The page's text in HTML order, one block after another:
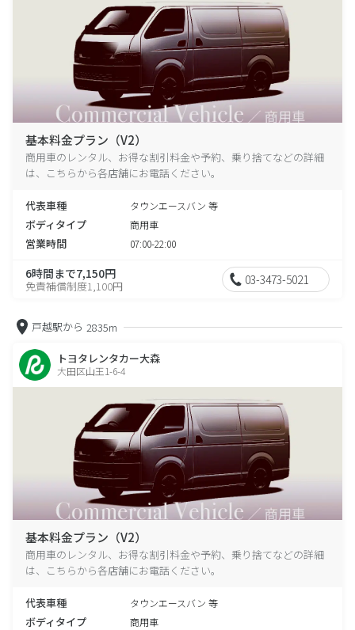
基本料金プラン（V2）
商用車のレンタル、お得な割引料金や予約、乗り捨てなどの詳細
は、こちらから各店舗にお電話ください。
代表車種 タウンエースバン 等
ボディタイプ 商用車
営業時間 07:00-22:00
6時間まで7,150円
免責補償制度1,100円 03-3473-5021
戸越駅から 2835m
トヨタレンタカー大森
大田区山王1-6-4
基本料金プラン（V2）
商用車のレンタル、お得な割引料金や予約、乗り捨てなどの詳細
は、こちらから各店舗にお電話ください。
代表車種 タウンエースバン 等
ボディタイプ 商用車